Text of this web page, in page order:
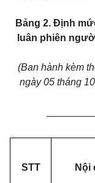
Bảng 2. Định
luân phiên
(Ban hành kèm
ngày 05 tháng
STT Nội